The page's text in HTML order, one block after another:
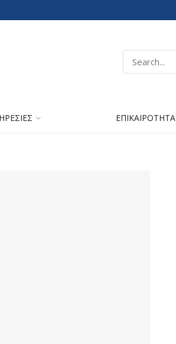
ΕΠΙΚΑΙΡΟΤΗΤΑ